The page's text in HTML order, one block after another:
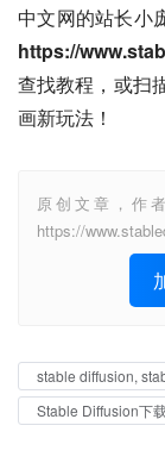
中文网的站长小
https://
查找教程，或扫
画新玩法！
原创文章，作
https://
stable diffusion,
Stable Diffusion下